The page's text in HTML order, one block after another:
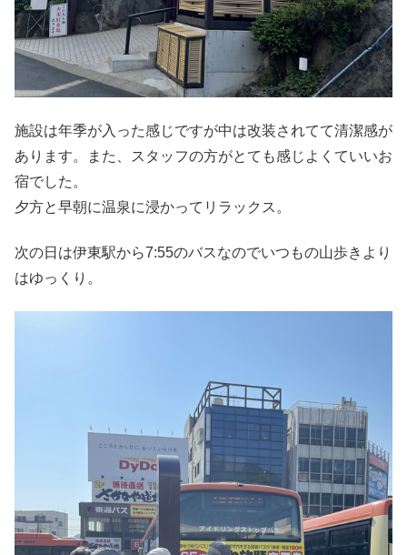
施設は年季が入った感じですが中は改装されてて清潔感が
あります。また、スタッフの方がとても感じよくていいお
宿でした。
夕方と早朝に温泉に浸かってリラックス。
次の日は伊東駅から7:55のバスなのでいつもの山歩きより
はゆっくり。